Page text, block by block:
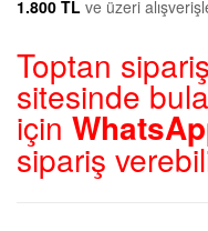
1.800 TL ve üzeri
Toptan
sitesinde
için
sipariş